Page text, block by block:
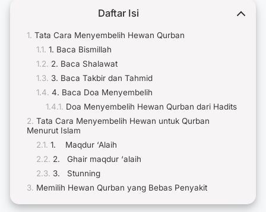
Daftar Isi
Tata Cara Menyembelih Hewan Qurban
1. Baca Bismillah
2. Baca Shalawat
3. Baca Takbir dan Tahmid
4. Baca Doa Menyembelih
Doa Menyembelih Hewan Qurban dari Hadits
Tata Cara Menyembelih Hewan untuk Qurban
Menurut Islam
1. Maqdur ‘Alaih
2. Ghair maqdur ‘alaih
3. Stunning
Memilih Hewan Qurban yang Bebas Penyakit